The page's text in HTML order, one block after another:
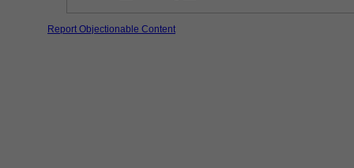
Report Objectionable Content